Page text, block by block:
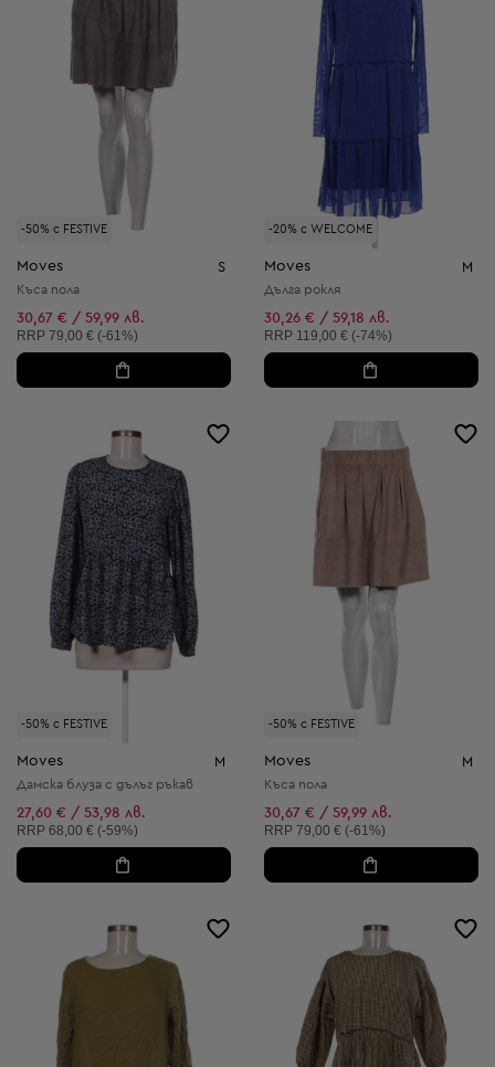
-50% с FESTIVE
Moves S
Къса пола
30,67 € / 59,99 лв.
Препоръчителна цена:
RRP 79,00 € (-61%)
-20% с WELCOME
Moves M
Дълга рокля
30,26 € / 59,18 лв.
Препоръчителна цена:
RRP 119,00 € (-74%)
-50% с FESTIVE
Moves M
Дамска блуза с дълъг ръкав
27,60 € / 53,98 лв.
Препоръчителна цена:
RRP 68,00 € (-59%)
-50% с FESTIVE
Moves M
Къса пола
30,67 € / 59,99 лв.
Препоръчителна цена:
RRP 79,00 € (-61%)